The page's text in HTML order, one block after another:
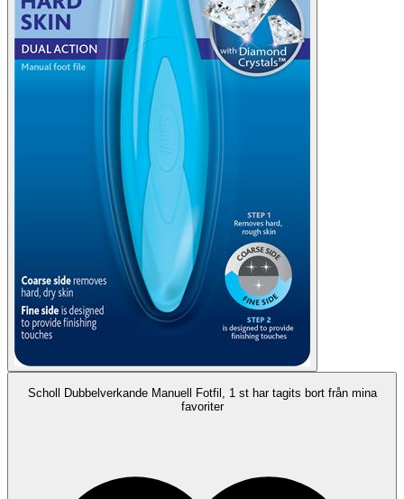
Scholl Dubbelverkande Manuell Fotfil, 1 st har tagits bort från mina
favoriter